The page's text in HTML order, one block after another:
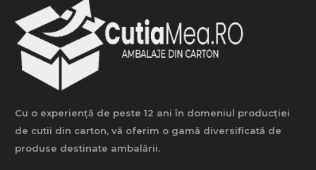
Cu o experiență de peste 12 ani în domeniul producției
de cutii din carton, vă oferim o gamă diversificată de
produse destinate ambalării.